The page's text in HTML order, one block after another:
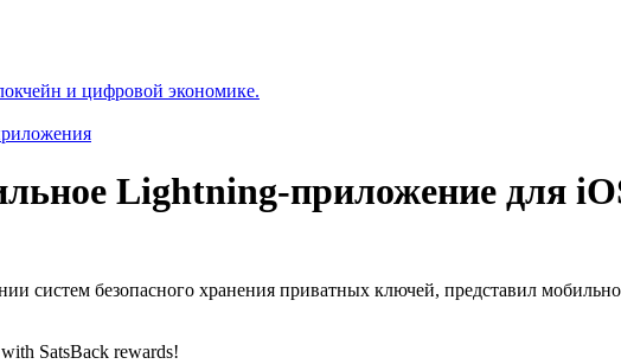
и цифровой экономике.
Lightning-приложение для
систем безопасного хранения приватных ключей, представил
SatsBack rewards!